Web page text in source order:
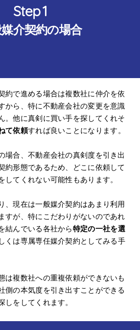
介契約の場合
約で進める場合は複数社に仲介を依
から、特に不動産会社の変更を意識
。他に真剣に買い手を探してくれそ
て依頼すれば良いことになります。
場合、不動産会社の真剣度を引き出
約形態であるため、どこに依頼して
してくれない可能性もあります。
、現在は一般媒介契約はあまり利用
すが、特にこだわりがないのであれ
結んでいる各社から特定の一社を選
くは専属専任媒介契約としてみる手
は複数社への重複依頼ができないも
側の本気度を引き出すことができる
しをしてくれます。